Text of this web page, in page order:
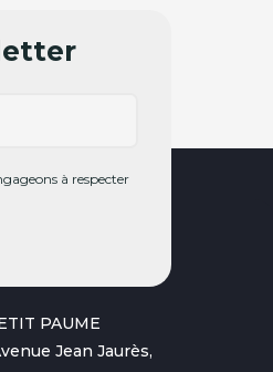
à respecter
PAUME
Jean Jaurès,